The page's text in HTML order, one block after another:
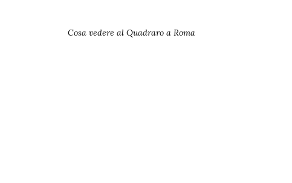
Cosa vedere al Quadraro a Roma